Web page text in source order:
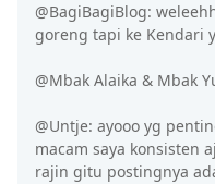
@BagiBagiBlog:
goreng tapi ke Kendari
@Mbak Alaika & Mbak
@Untje: ayooo yg
macam saya konsisten
rajin gitu postingnya